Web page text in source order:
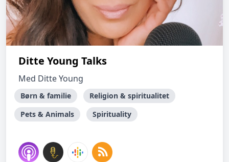
Ditte Young Talks
Med Ditte Young
Børn & familie
Religion & spiritualitet
Pets & Animals
Spirituality